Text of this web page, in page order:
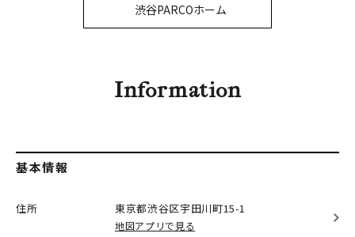
渋谷PARCOホーム
Information
基本情報
住所 東京都渋谷区宇田川町15-1
地図アプリで見る